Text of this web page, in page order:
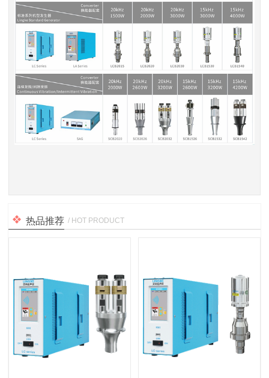
热品推荐 / HOT PRODUCT